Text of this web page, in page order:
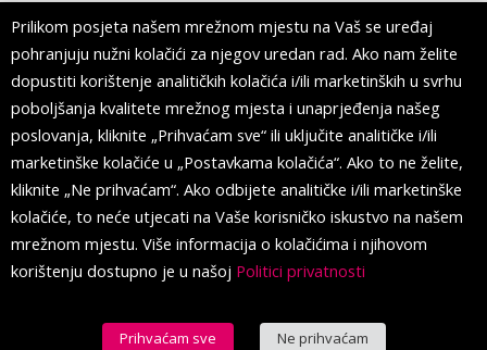
prvi put pojavljuju u Splitu.
PRATITE NAS
Prilikom posjeta našem mrežnom mjestu na Vaš se uređaj
pohranjuju nužni kolačići za njegov uredan rad. Ako nam želite
dopustiti korištenje analitičkih kolačića i/ili marketinških u svrhu
poboljšanja kvalitete mrežnog mjesta i unaprjeđenja našeg
poslovanja, kliknite „Prihvaćam sve“ ili uključite analitičke i/ili
marketinške kolačiće u „Postavkama kolačića“. Ako to ne želite,
kliknite „Ne prihvaćam“. Ako odbijete analitičke i/ili marketinške
kolačiće, to neće utjecati na Vaše korisničko iskustvo na našem
mrežnom mjestu. Više informacija o kolačićima i njihovom
korištenju dostupno je u našoj Politici privatnosti
Prihvaćam sve Ne prihvaćam